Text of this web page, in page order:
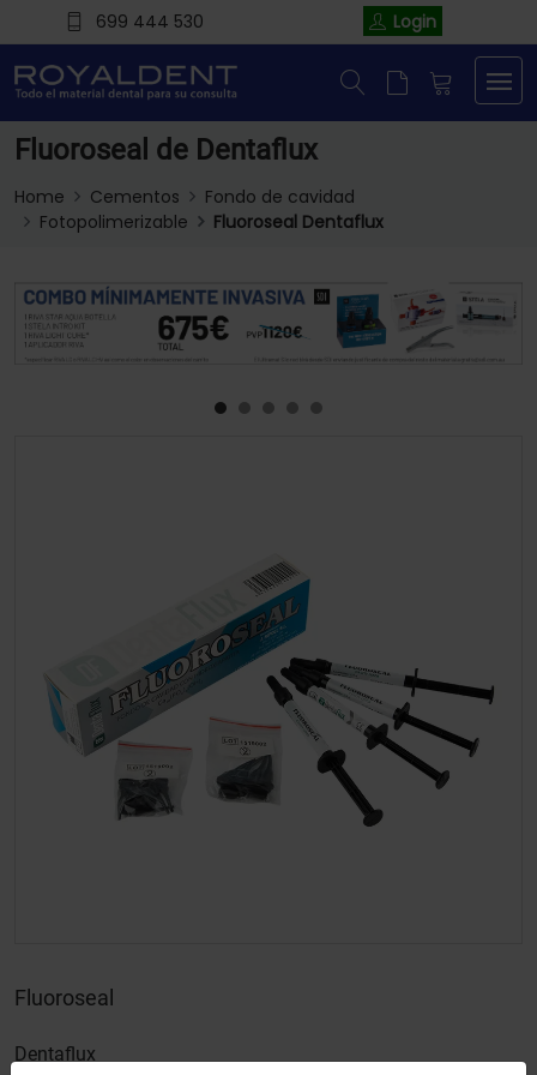
699 444 530 Login
Fluoroseal de Dentaflux
Home Cementos
Fondo de cavidad
Fotopolimerizable
Fluoroseal Dentaflux
Fluoroseal
Dentaflux